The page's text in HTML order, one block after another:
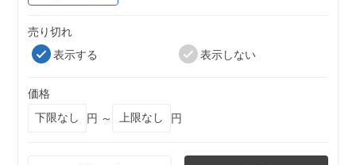
売り切れ
表示する
表示しない
価格
円 ～
円